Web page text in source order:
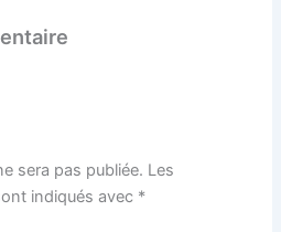
sera pas publiée. Les
indiqués avec *